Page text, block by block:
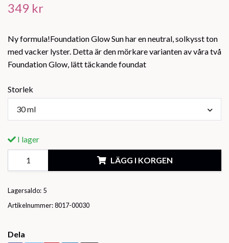
349 kr
Ny formula!Foundation Glow Sun har en neutral, solkysst ton
med vacker lyster. Detta är den mörkare varianten av våra två
Foundation Glow, lätt täckande foundat
Storlek
30 ml
I lager
LÄGG I KORGEN
Lagersaldo: 5
Artikelnummer:8017-00030
Dela